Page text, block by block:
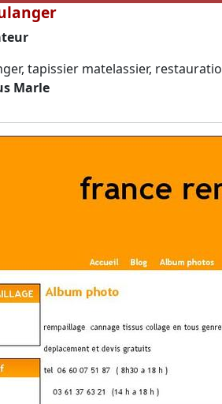
tapissier matelassier,
Marle